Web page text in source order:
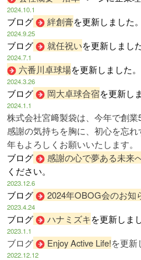
2024.10.1
ブログ 絆創膏を更新しました。
2024.9.25
ブログ 就任祝いを更新しました
2024.7.1
六番川卓球場を更新しました。
2024.3.26
ブログ 岡大卓球合宿を更新し
2024.1.1
株式会社宮﨑製袋は、今年で創業
感謝の気持ちを胸に、初心を忘れ
年もよろしくお願いいたします。
ブログ
感謝の心で夢ある未来
ください。
2023.12.6
ブログ 2024年OBOG会のお知
2023.4.24
ブログ ハナミズキを更新しま
2023.1.1
ブログ Enjoy Active Life!を更新
2022.12.12